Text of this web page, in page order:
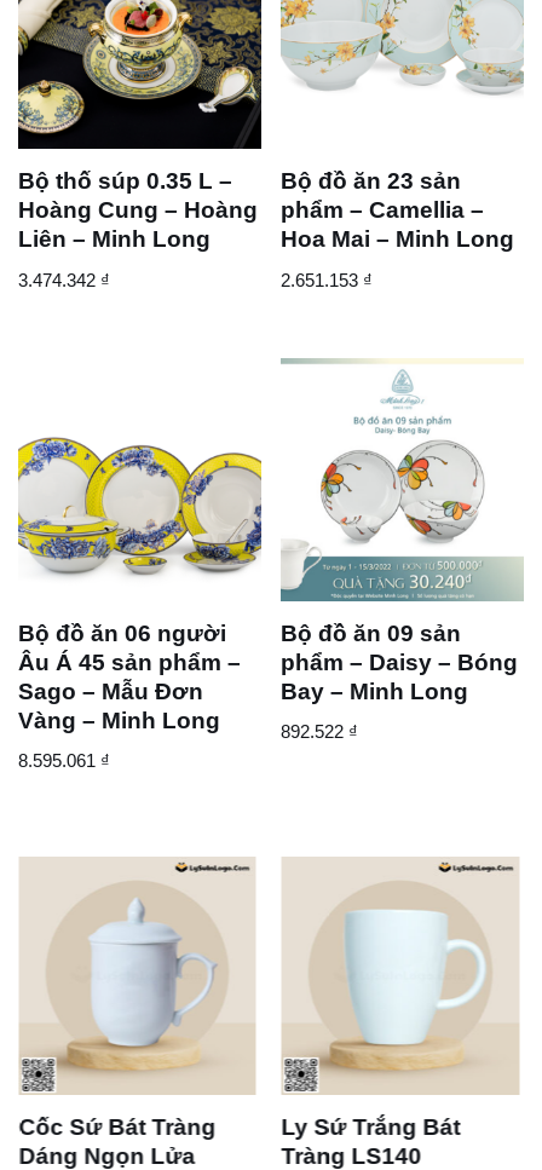
Bộ thố súp 0.35 L –
Hoàng Cung – Hoàng
Liên – Minh Long
3.474.342 ₫
Bộ đồ ăn 23 sản
phẩm – Camellia –
Hoa Mai – Minh Long
2.651.153 ₫
Bộ đồ ăn 06 người
Âu Á 45 sản phẩm –
Sago – Mẫu Đơn
Vàng – Minh Long
8.595.061 ₫
Bộ đồ ăn 09 sản
phẩm – Daisy – Bóng
Bay – Minh Long
892.522 ₫
Cốc Sứ Bát Tràng
Dáng Ngọn Lửa
Ly Sứ Trắng Bát
Tràng LS140